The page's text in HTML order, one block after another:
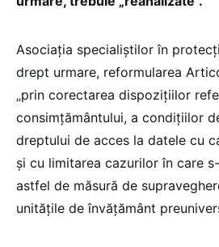
Asociația specialiștilor în
drept urmare, reformularea
„prin corectarea dispozițiilor
consimțământului, a condițiilor
dreptului de acces la datele cu
și cu limitarea cazurilor în care
astfel de măsură de
unitățile de învățământ